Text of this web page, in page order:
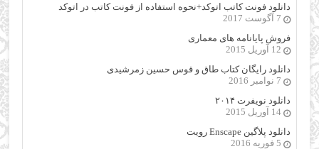
دانلود فونت کاتب اتوکد+نحوه استفاده از فونت کاتب در اتوکد
7 آگوست 2017
فروش پایانامه های معماری
12 آوریل 2015
دانلود رایگان کتاب طاق و قوس حسین زمرشیدی
7 نوامبر 2016
دانلود نویفرت ۲۰۱۴
14 آوریل 2015
دانلود پلاگین Enscape رویت
5 فوریه 2016